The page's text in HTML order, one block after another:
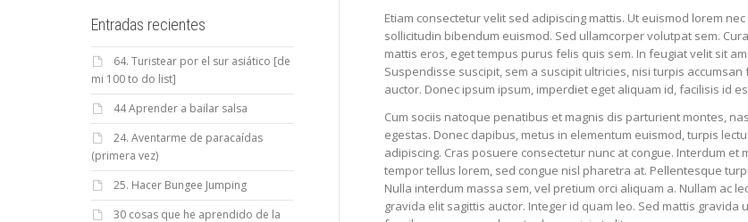
Etiam consectetur velit sed adipiscing mattis. Ut euismod lorem
sollicitudin bibendum euismod. Sed ullamcorper volutpat sem.
mattis eros, eget tempus purus felis quis sem. In feugiat velit sit
Suspendisse suscipit, sem a suscipit ultricies, nisi turpis
auctor. Donec ipsum ipsum, imperdiet eget aliquam id, facilisis id
Cum sociis natoque penatibus et magnis dis parturient montes,
egestas. Donec dapibus, metus in elementum euismod, turpis
adipiscing. Cras posuere consectetur nunc at congue. Interdum
tempor tellus lorem, sed congue nisl pharetra at. Pellentesque
Nulla interdum massa sem, vel pretium orci aliquam a. Nullam ac
gravida elit sagittis auctor. Integer id quam leo. Sed mattis
Entradas recientes
64. Turistear por el sur asiático [de
mi 100 to do list]
44 Aprender a bailar salsa
24. Aventarme de paracaídas
(primera vez)
25. Hacer Bungee Jumping
30 cosas que he aprendido de la